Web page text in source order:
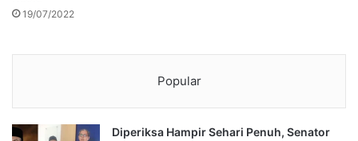
19/07/2022
Popular
Diperiksa Hampir Sehari Penuh, Senator